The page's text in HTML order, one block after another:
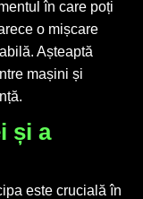
în care poți
o mișcare
Așteaptă
mașini și
și a
este crucială în